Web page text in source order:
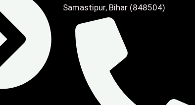
Samastipur, Bihar (848504)